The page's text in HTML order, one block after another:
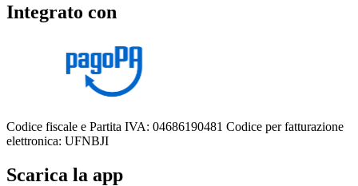
Integrato con
Codice fiscale e Partita IVA: 04686190481 Codice per fatturazione
elettronica: UFNBJI
Scarica la app